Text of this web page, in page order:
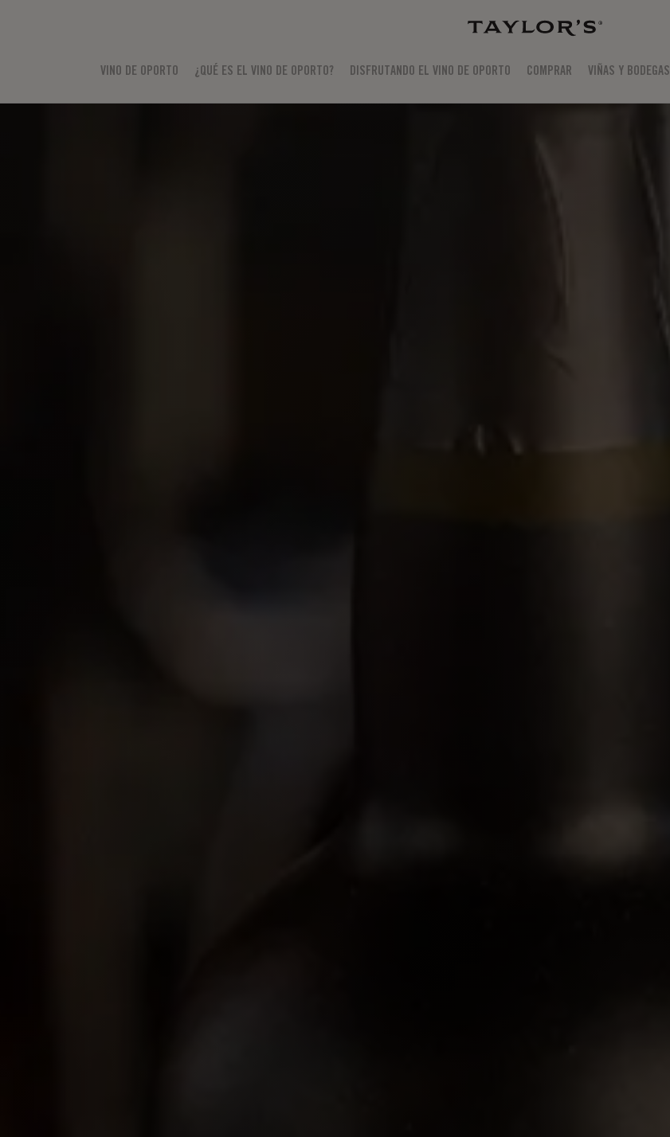
VINO DE OPORTO ¿QUÉ ES EL VINO DE OPORTO? DISFRUTANDO EL VINO DE OPORTO COMPRAR VIÑAS Y BODEGAS